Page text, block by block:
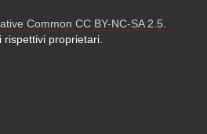
Common CC BY-NC-SA 2.5
proprietari.